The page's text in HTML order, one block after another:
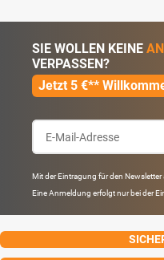
SIE WOLLEN KEINE
VERPASSEN?
Jetzt 5 €**
Mit der Eintragung für den Newsletter
Eine Anmeldung erfolgt nur bei der